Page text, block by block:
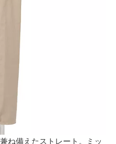
ね備えたストレート。ミッ